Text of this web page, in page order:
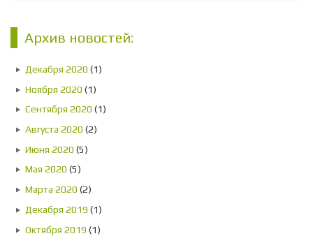
Архив новостей:
Декабря 2020 (1)
Ноября 2020 (1)
Сентября 2020 (1)
Августа 2020 (2)
Июня 2020 (5)
Мая 2020 (5)
Марта 2020 (2)
Декабря 2019 (1)
Октября 2019 (1)